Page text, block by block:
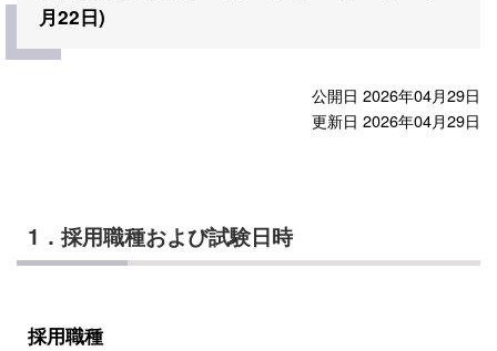
月22日)
公開日 2026年04月29日
更新日 2026年04月29日
1．採用職種および試験日時
採用職種